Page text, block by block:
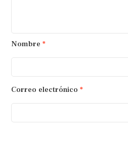
Nombre *
Correo electrónico *